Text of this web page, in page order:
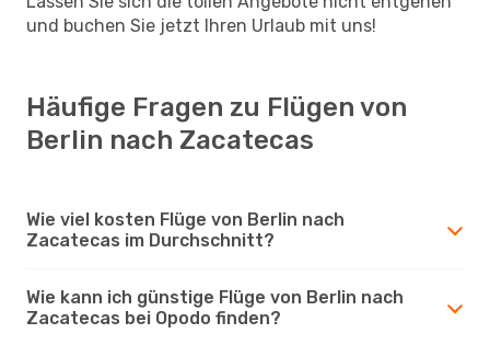
und buchen Sie jetzt Ihren Urlaub mit uns!
Häufige Fragen zu Flügen von
Berlin nach Zacatecas
Wie viel kosten Flüge von Berlin nach
Zacatecas im Durchschnitt?
Wie kann ich günstige Flüge von Berlin nach
Zacatecas bei Opodo finden?